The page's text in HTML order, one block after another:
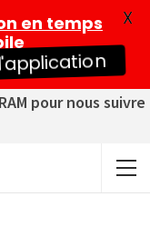
pour nous suivre
en temps
X